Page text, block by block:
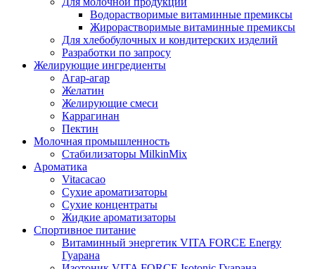
Водорастворимые витаминные премиксы
Жирорастворимые витаминные премиксы
Для хлебобулочных и кондитерских изделий
Разработки по запросу
Желирующие ингредиенты
Агар-агар
Желатин
Желирующие смеси
Каррагинан
Пектин
Молочная промышленность
Стабилизаторы MilkinMix
Ароматика
Vitacacao
Сухие ароматизаторы
Сухие концентраты
Жидкие ароматизаторы
Спортивное питание
Витаминный энергетик VITA FORCE Energy
Гуарана